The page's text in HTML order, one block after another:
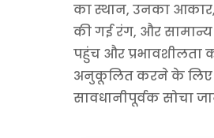
का स्थान, उनका
की गई रंग, और
पहुंच और प्रभावशीलता
अनुकूलित करने के लिए
सावधानीपूर्वक सोचा